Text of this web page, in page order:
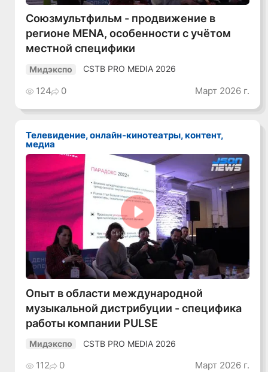
Союзмультфильм - продвижение в
регионе MENA, особенности с учётом
местной специфики
Мидэкспо CSTB PRO MEDIA 2026
124 0 Март 2026 г.
Телевидение, онлайн-кинотеатры, контент,
медиа
Смотреть видео
Опыт в области международной
музыкальной дистрибуции - специфика
работы компании PULSE
Мидэкспо CSTB PRO MEDIA 2026
112 0 Март 2026 г.